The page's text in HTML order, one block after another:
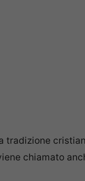
tradizione
chiamato